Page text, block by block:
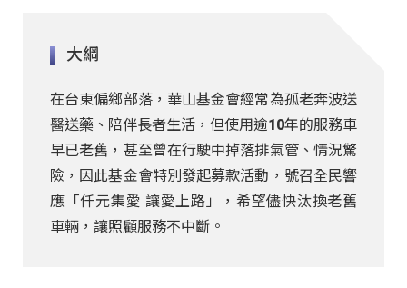
大綱
在台東偏鄉部落，華山基金會經常為孤老奔波送
醫送藥、陪伴長者生活，但使用逾10年的服務車
早已老舊，甚至曾在行駛中掉落排氣管、情況驚
險，因此基金會特別發起募款活動，號召全民響
應「仟元集愛 讓愛上路」，希望儘快汰換老舊
車輛，讓照顧服務不中斷。